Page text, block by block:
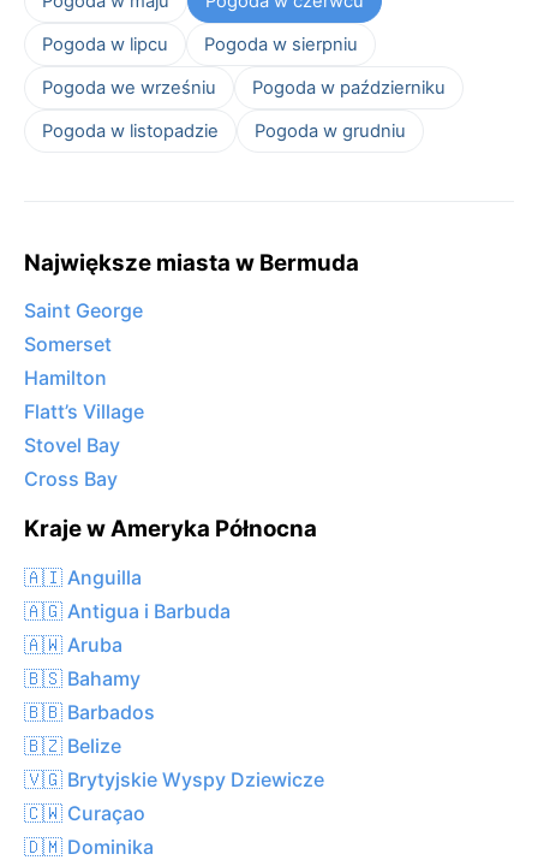
Pogoda w lipcu
Pogoda w sierpniu
Pogoda we wrześniu
Pogoda w październiku
Pogoda w listopadzie
Pogoda w grudniu
Największe miasta w Bermuda
Saint George
Somerset
Hamilton
Flatt’s Village
Stovel Bay
Cross Bay
Kraje w Ameryka Północna
🇦🇮 Anguilla
🇦🇬 Antigua i Barbuda
🇦🇼 Aruba
🇧🇸 Bahamy
🇧🇧 Barbados
🇧🇿 Belize
🇻🇬 Brytyjskie Wyspy Dziewicze
🇨🇼 Curaçao
🇩🇲 Dominika